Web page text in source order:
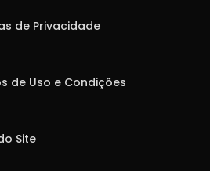
de Privacidade
de Uso e Condições
Site